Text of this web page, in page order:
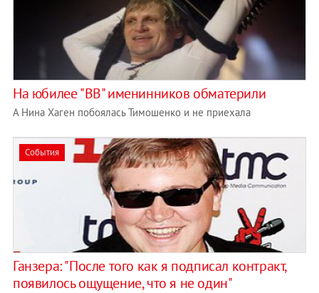
На юбилее "ВВ" именинников обматерили
А Нина Хаген побоялась Тимошенко и не приехала
События
Ганзера: "После того как я подписал контракт,
появилось ощущение, что я не один"